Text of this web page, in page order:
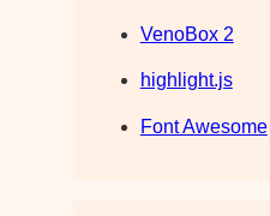
VenoBox 2
highlight.js
Font Awesome